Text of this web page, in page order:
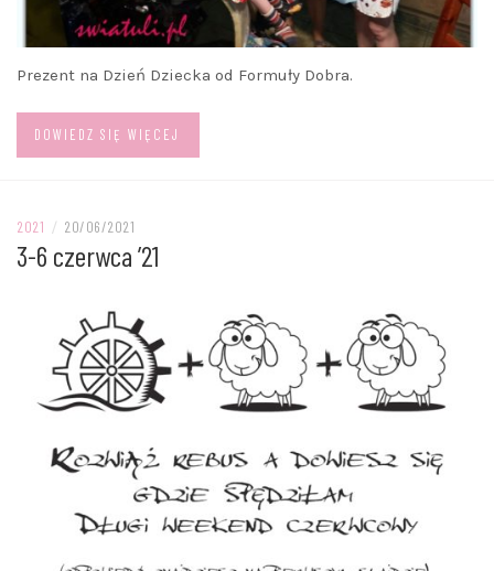
Prezent na Dzień Dziecka od Formuły Dobra.
DOWIEDZ SIĘ WIĘCEJ
2021 / 20/06/2021
3-6 czerwca ’21